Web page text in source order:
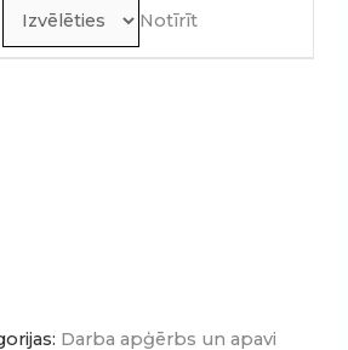
Notīrīt
Darba apģērbs un apavi